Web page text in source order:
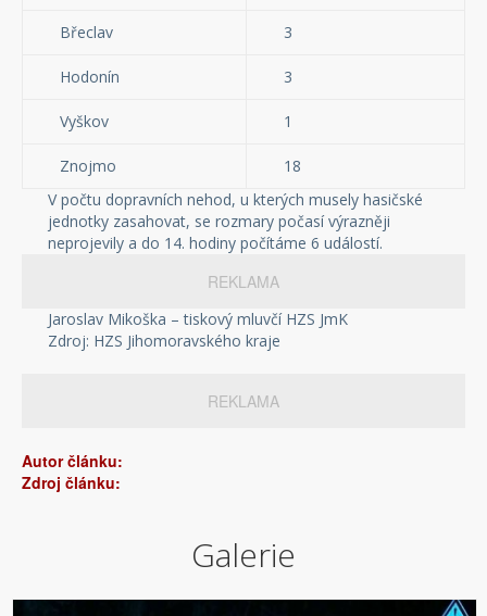
Břeclav 3
Hodonín 3
Vyškov 1
Znojmo
18
V počtu dopravních nehod, u kterých musely hasičské
jednotky zasahovat, se rozmary počasí výrazněji
neprojevily a do 14. hodiny počítáme 6 událostí.
REKLAMA
Jaroslav Mikoška – tiskový mluvčí HZS JmK
Zdroj: HZS Jihomoravského kraje
REKLAMA
Autor článku:
Zdroj článku:
Galerie